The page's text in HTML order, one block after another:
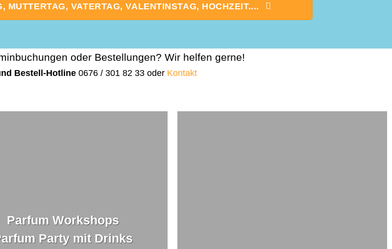
MUTTERTAG, VATERTAG, VALENTINSTAG, HOCHZEIT....
oder Bestellungen? Wir helfen gerne!
Bestell-Hotline0676 / 301 82 33 oder Kontakt
Parfum Workshops
Party mit Drinks